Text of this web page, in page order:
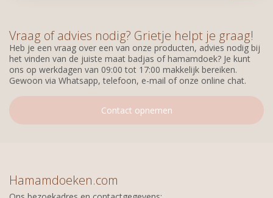
Vraag of advies nodig? Grietje helpt je graag!
Heb je een vraag over een van onze producten, advies nodig bij
het vinden van de juiste maat badjas of hamamdoek? Je kunt
ons op werkdagen van 09:00 tot 17:00 makkelijk bereiken.
Gewoon via Whatsapp, telefoon, e-mail of onze online chat.
Contact opnemen
Hamamdoeken.com